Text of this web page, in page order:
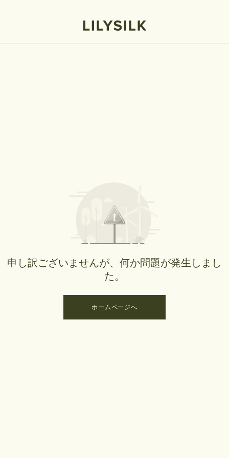
申し訳ございませんが、何か問題が発生しまし
た。
ホームページへ